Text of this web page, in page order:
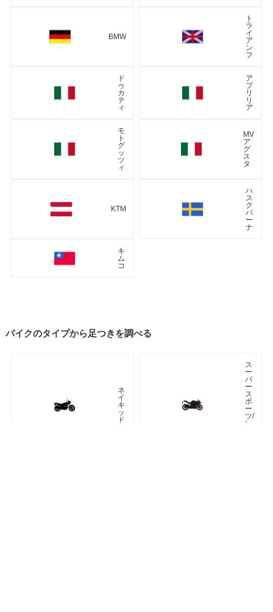
BMW
ト
ラ
イ
ア
ン
フ
ド
ゥ
カ
テ
ィ
ア
プ
リ
リ
ア
モ
ト
グ
ッ
ツ
ィ
MV
ア
グ
ス
タ
KTM
ハ
ス
ク
バ
ー
ナ
キ
ム
コ
バイクのタイプから足つきを調べる
ネ
イ
キ
ッ
ド
ス
ー
パ
ー
ス
ポ
ー
ツ/
レ